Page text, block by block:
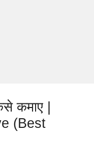
कमाए |
(Best